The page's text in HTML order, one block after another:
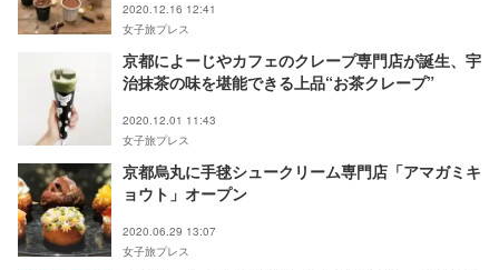
2020.12.16 12:41
女子旅プレス
京都によーじやカフェのクレープ専門店が誕生、宇
治抹茶の味を堪能できる上品“お茶クレープ”
2020.12.01 11:43
女子旅プレス
京都烏丸に手毬シュークリーム専門店「アマガミキ
ョウト」オープン
2020.06.29 13:07
女子旅プレス